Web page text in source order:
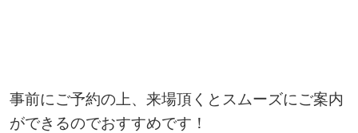
事前にご予約の上、来場頂くとスムーズにご案内
ができるのでおすすめです！